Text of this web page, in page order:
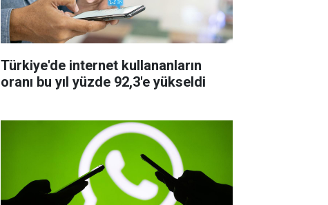
Türkiye'de internet kullananların
oranı bu yıl yüzde 92,3'e yükseldi